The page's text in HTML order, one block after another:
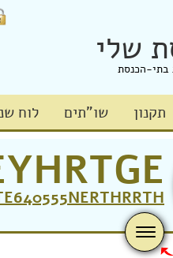
שלי
בתי-הכנסת
תקנון שו"תים לוח